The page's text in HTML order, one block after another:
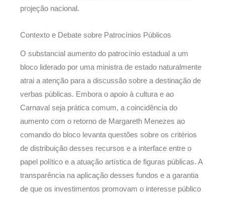
projeção nacional.
Contexto e Debate sobre Patrocínios Públicos
O substancial aumento do patrocínio estadual a um
bloco liderado por uma ministra de estado naturalmente
atrai a atenção para a discussão sobre a destinação de
verbas públicas. Embora o apoio à cultura e ao
Carnaval seja prática comum, a coincidência do
aumento com o retorno de Margareth Menezes ao
comando do bloco levanta questões sobre os critérios
de distribuição desses recursos e a interface entre o
papel político e a atuação artística de figuras públicas. A
transparência na aplicação desses fundos e a garantia
de que os investimentos promovam o interesse público